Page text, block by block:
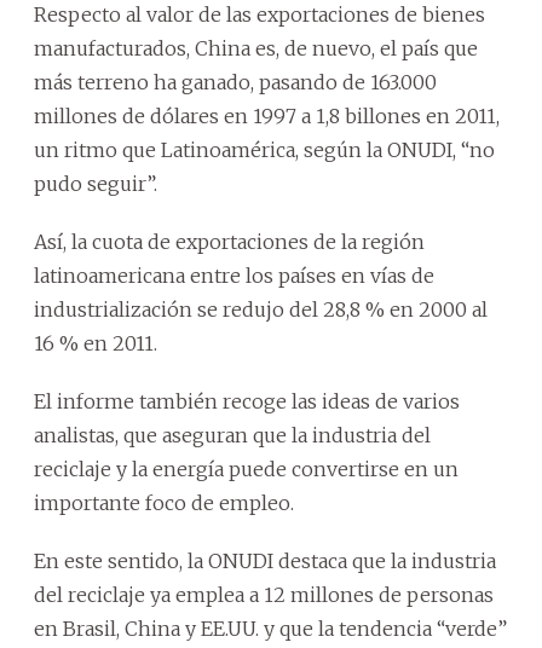
Respecto al valor de las exportaciones de bienes
manufacturados, China es, de nuevo, el país que
más terreno ha ganado, pasando de 163.000
millones de dólares en 1997 a 1,8 billones en 2011,
un ritmo que Latinoamérica, según la ONUDI, “no
pudo seguir”.
Así, la cuota de exportaciones de la región
latinoamericana entre los países en vías de
industrialización se redujo del 28,8 % en 2000 al
16 % en 2011.
El informe también recoge las ideas de varios
analistas, que aseguran que la industria del
reciclaje y la energía puede convertirse en un
importante foco de empleo.
En este sentido, la ONUDI destaca que la industria
del reciclaje ya emplea a 12 millones de personas
en Brasil, China y EE.UU. y que la tendencia “verde”